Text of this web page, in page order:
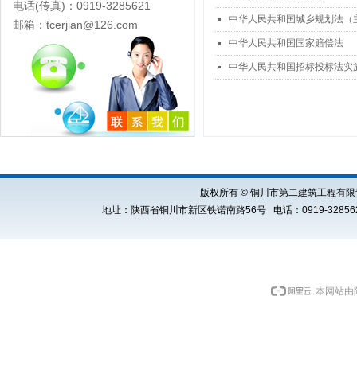
电话(传真)：0919-3285621
邮箱：tcerjian@126.com
넷 中华人民共和国城乡规划法（
넷 中华人民共和国国家赔偿法
넷 中华人民共和国招标投标法实
版权所有 © 铜川市第二建筑工程有
地址：陕西省铜川市新区铁诺南路56号 电话：0919-
本网站由